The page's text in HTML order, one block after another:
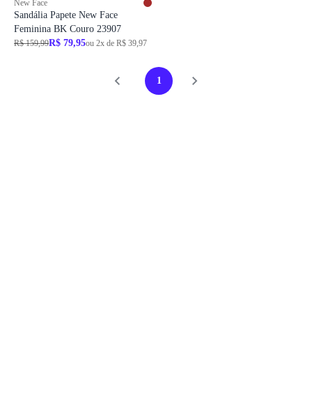
New Face
Sandália Papete New Face
Feminina BK Couro 23907
R$ 159,99R$ 79,95ou 2x de R$ 39,97
1